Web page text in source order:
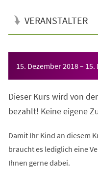
VERANSTALTER
15. Dezember 2018– 15.
Dieser Kurs wird von
bezahlt! Keine eigene
Damit Ihr Kind an diesem
braucht es lediglich eine
Ihnen gerne dabei.